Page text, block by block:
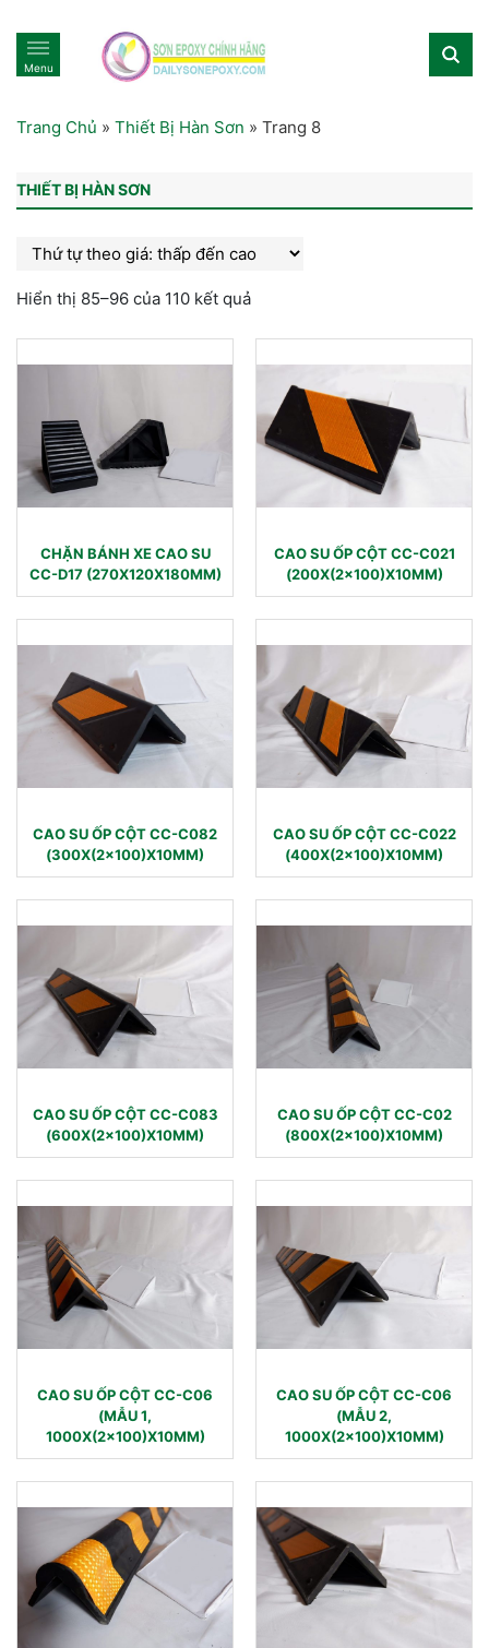
Menu
Trang Chủ » Thiết Bị Hàn Sơn » Trang 8
THIẾT BỊ HÀN SƠN
Hiển thị 85–96 của 110 kết quả
CHẶN BÁNH XE CAO SU
CC-D17 (270X120X180MM)
CAO SU ỐP CỘT CC-C021
(200X(2×100)X10MM)
CAO SU ỐP CỘT CC-C082
(300X(2×100)X10MM)
CAO SU ỐP CỘT CC-C022
(400X(2×100)X10MM)
CAO SU ỐP CỘT CC-C083
(600X(2×100)X10MM)
CAO SU ỐP CỘT CC-C02
(800X(2×100)X10MM)
CAO SU ỐP CỘT CC-C06
(MẪU 1,
1000X(2×100)X10MM)
CAO SU ỐP CỘT CC-C06
(MẪU 2,
1000X(2×100)X10MM)